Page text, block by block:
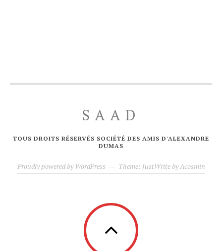
SAAD
TOUS DROITS RÉSERVÉS SOCIÉTÉ DES AMIS D'ALEXANDRE
DUMAS
Proudly powered by WordPress — Theme: JustWrite byAcosmin